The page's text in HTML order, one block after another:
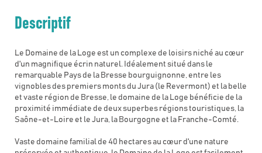
Descriptif
Le Domaine de la Loge est un complexe de loisirs niché au cœur
d'un magnifique écrin naturel. Idéalement situé dans le
remarquable Pays de la Bresse bourguignonne, entre les
vignobles des premiers monts du Jura (le Revermont) et la belle
et vaste région de Bresse, le domaine de la Loge bénéficie de la
proximité immédiate de deux superbes régions touristiques, la
Saône-et-Loire et le Jura, la Bourgogne et la Franche-Comté.
Vaste domaine familial de 40 hectares au cœur d'une nature